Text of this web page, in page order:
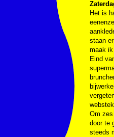
Het is
staan
maak
Eind
Om zes
door te
steeds